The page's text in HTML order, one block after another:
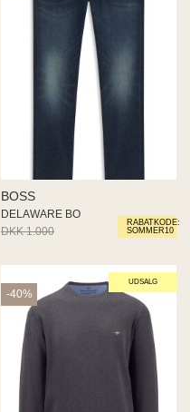
RABATKODE:
SOMMER10
BOSS
DELAWARE BO
DKK 1.000
DKK 500
UDSALG
-40%